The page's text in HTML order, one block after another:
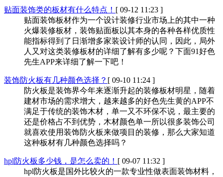
贴面装饰类的板材有什么特点！ [ 09-12 11:23 ]
贴面装饰板材作为一个设计装修行业市场上的其中一种
火爆装修板材，装饰贴面板以其本身的各种各样优质性
能指标得到了日渐增多家装设计师的认同，因此，局外
人又对这类装修板材的详细了解有多少呢？下面91好色
先生APP来详细了解一下吧！
装饰防火板有几种颜色选择？ [ 09-10 11:24 ]
防火板是装饰界今年来逐渐升起的装修板材明星，随着
建材市场的需求增大，越来越多的好色先生黄的APP不
满足于传统的装饰木材，单一又不环保不说，最主要的
还是价格占不到优势，木材颜色单一所以很多装饰公司
就喜欢使用装饰防火板来做项目的装修，那么大家知道
这种板材有几种颜色选择吗？
hpl防火板多少钱，是怎么卖的！ [ 09-07 11:32 ]
hpl防火板是国外比较火的一款专业性做表面装饰材料，